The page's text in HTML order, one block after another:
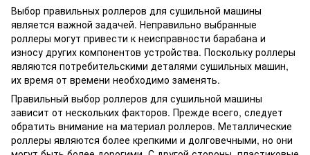
Выбор правильных роллеров для сушильной машины
является важной задачей. Неправильно выбранные
роллеры могут привести к неисправности барабана и
износу других компонентов устройства. Поскольку роллеры
являются потребительскими деталями сушильных машин,
их время от времени необходимо заменять.
Правильный выбор роллеров для сушильной машины
зависит от нескольких факторов. Прежде всего, следует
обратить внимание на материал роллеров. Металлические
роллеры являются более крепкими и долговечными, но они